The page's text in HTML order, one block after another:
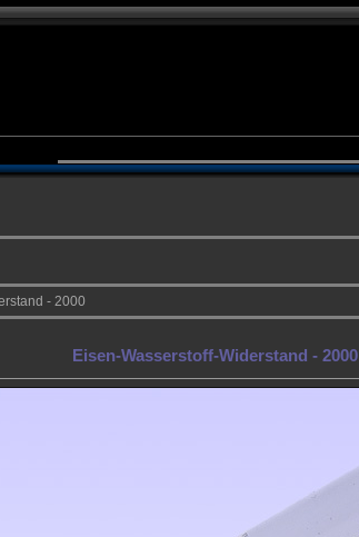
- 2000
Eisen-Wasserstoff-Widerstand - 2000